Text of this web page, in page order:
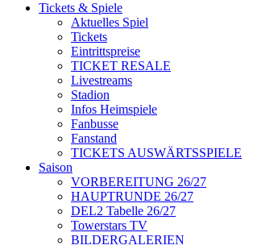
Tickets & Spiele
Aktuelles Spiel
Tickets
Eintrittspreise
TICKET RESALE
Livestreams
Stadion
Infos Heimspiele
Fanbusse
Fanstand
TICKETS AUSWÄRTSSPIELE
Saison
VORBEREITUNG 26/27
HAUPTRUNDE 26/27
DEL2 Tabelle 26/27
Towerstars TV
BILDERGALERIEN